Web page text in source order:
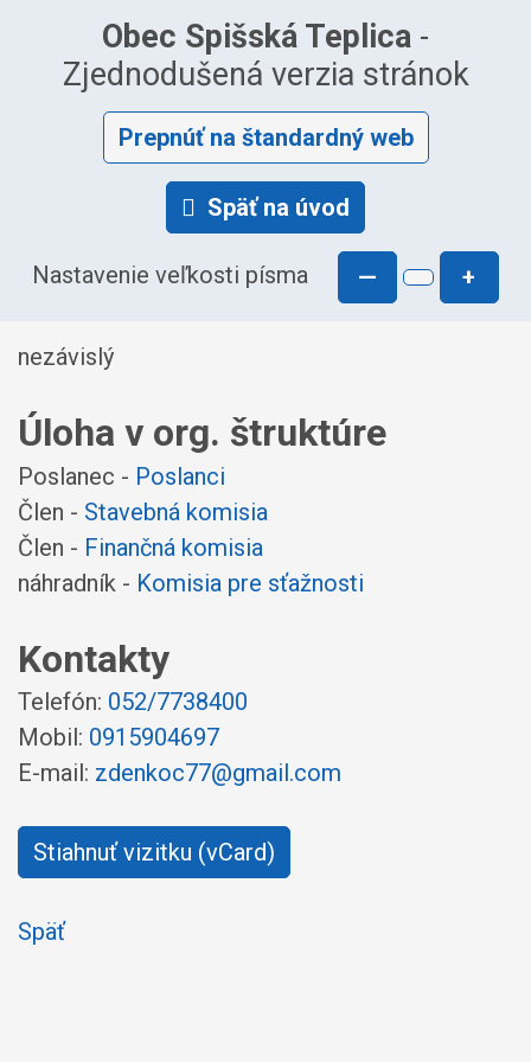
Obec Spišská Teplica -
Zjednodušená verzia stránok
Prepnúť na štandardný web
Späť na úvod
Nastavenie veľkosti písma — +
nezávislý
Úloha v org. štruktúre
Poslanec - Poslanci
Člen - Stavebná komisia
Člen - Finančná komisia
náhradník - Komisia pre sťažnosti
Kontakty
Telefón: 052/7738400
Mobil: 0915904697
E-mail: zdenkoc77@gmail.com
Stiahnuť vizitku (vCard)
Späť